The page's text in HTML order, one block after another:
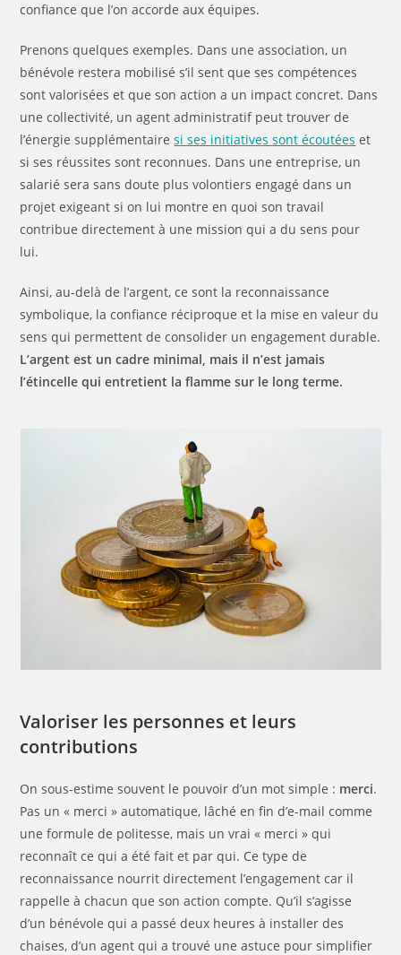
confiance que l’on accorde aux équipes.
Prenons quelques exemples. Dans une association, un
bénévole restera mobilisé s’il sent que ses compétences
sont valorisées et que son action a un impact concret. Dans
une collectivité, un agent administratif peut trouver de
l’énergie supplémentairesi ses initiatives sont écoutées et
si ses réussites sont reconnues. Dans une entreprise, un
salarié sera sans doute plus volontiers engagé dans un
projet exigeant si on lui montre en quoi son travail
contribue directement à une mission qui a du sens pour
lui.
Ainsi, au-delà de l’argent, ce sont la reconnaissance
symbolique, la confiance réciproque et la mise en valeur du
sens qui permettent de consolider un engagement durable.
L’argent est un cadre minimal, mais il n’est jamais
l’étincelle qui entretient la flamme sur le long terme.
Valoriser les personnes et leurs
contributions
On sous-estime souvent le pouvoir d’un mot simple : merci.
Pas un « merci » automatique, lâché en fin d’e-mail comme
une formule de politesse, mais un vrai « merci » qui
reconnaît ce qui a été fait et par qui. Ce type de
reconnaissance nourrit directement l’engagement car il
rappelle à chacun que son action compte. Qu’il s’agisse
d’un bénévole qui a passé deux heures à installer des
chaises, d’un agent qui a trouvé une astuce pour simplifier